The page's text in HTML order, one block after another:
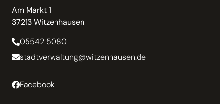
Am Markt 1
37213 Witzenhausen
05542 5080
stadtverwaltung@witzenhausen.de
Facebook